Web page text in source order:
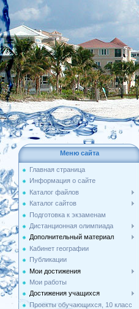
Меню сайта
Главная страница
Информация о сайте
Каталог файлов
Каталог сайтов
Подготовка к экзаменам
Дистанционная олимпиада
Дополнительный материал
Кабинет географии
Публикации
Мои достижения
Мои работы
Достижения учащихся
Проекты обучающихся, 10 класс